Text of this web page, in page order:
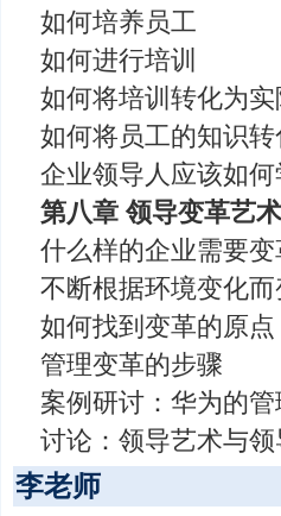
如何培养员工
如何进行培训
如何将培训转化为实
如何将员工的知识
企业领导人应该如
第八章 领导变革艺
什么样的企业需要变
不断根据环境变化
如何找到变革的原点
管理变革的步骤
案例研讨：华为的
讨论：领导艺术与
李老师